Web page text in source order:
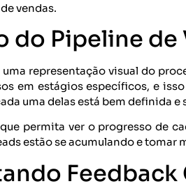
vendas.
do Pipeline de
representação visual do
em estágios específicos, e
uma delas está bem definida e
permita ver o progresso de
estão se acumulando e tomar